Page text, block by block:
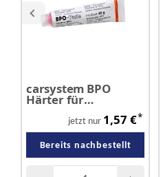
carsystem BPO
Härter für
rot 40 gjetzt nur 1,57 €*
Bereits nachbestellt